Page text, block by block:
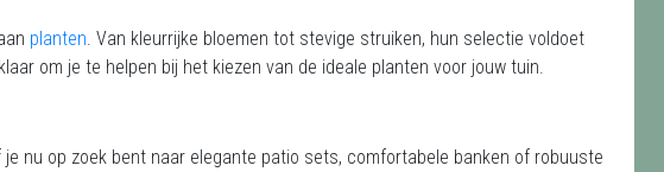
planten . Van kleurrijke bloemen tot stevige struiken, hun selectie voldoet
om je te helpen bij het kiezen van de ideale planten voor jouw tuin.
je nu op zoek bent naar elegante patio sets, comfortabele banken of robuuste